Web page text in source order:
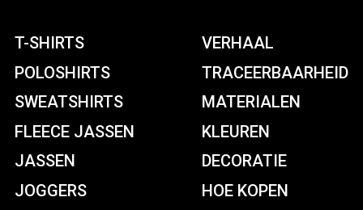
T-SHIRTS
POLOSHIRTS
SWEATSHIRTS
FLEECE JASSEN
JASSEN
JOGGERS
VERHAAL
TRACEERBAARHEID
MATERIALEN
KLEUREN
DECORATIE
HOE KOPEN